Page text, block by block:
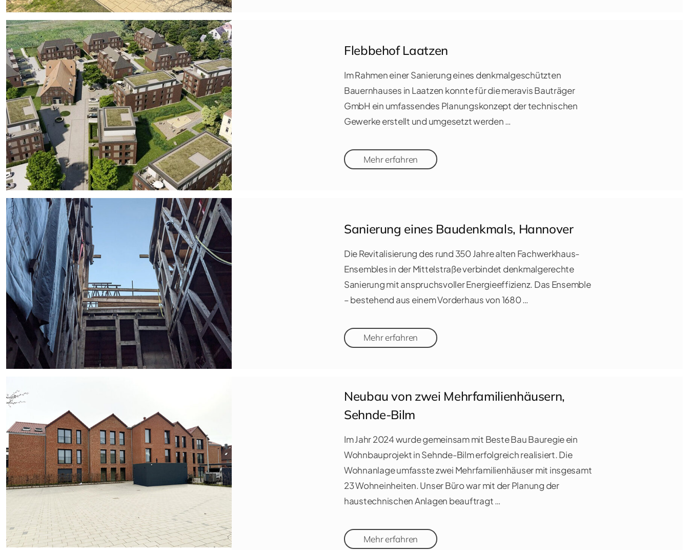
Flebbehof Laatzen
Im Rahmen einer Sanierung eines denkmalgeschützten
Bauernhauses in Laatzen konnte für die meravis Bauträger
GmbH ein umfassendes Planungskonzept der technischen
Gewerke erstellt und umgesetzt werden …
Mehr erfahren
Sanierung eines Baudenkmals, Hannover
Die Revitalisierung des rund 350 Jahre alten Fachwerkhaus-
Ensembles in der Mittelstraße verbindet denkmalgerechte
Sanierung mit anspruchsvoller Energieeffizienz. Das Ensemble
– bestehend aus einem Vorderhaus von 1680 …
Mehr erfahren
Neubau von zwei Mehrfamilienhäusern,
Sehnde-Bilm
Im Jahr 2024 wurde gemeinsam mit Beste Bau Bauregie ein
Wohnbauprojekt in Sehnde-Bilm erfolgreich realisiert. Die
Wohnanlage umfasste zwei Mehrfamilienhäuser mit insgesamt
23 Wohneinheiten. Unser Büro war mit der Planung der
haustechnischen Anlagen beauftragt …
Mehr erfahren